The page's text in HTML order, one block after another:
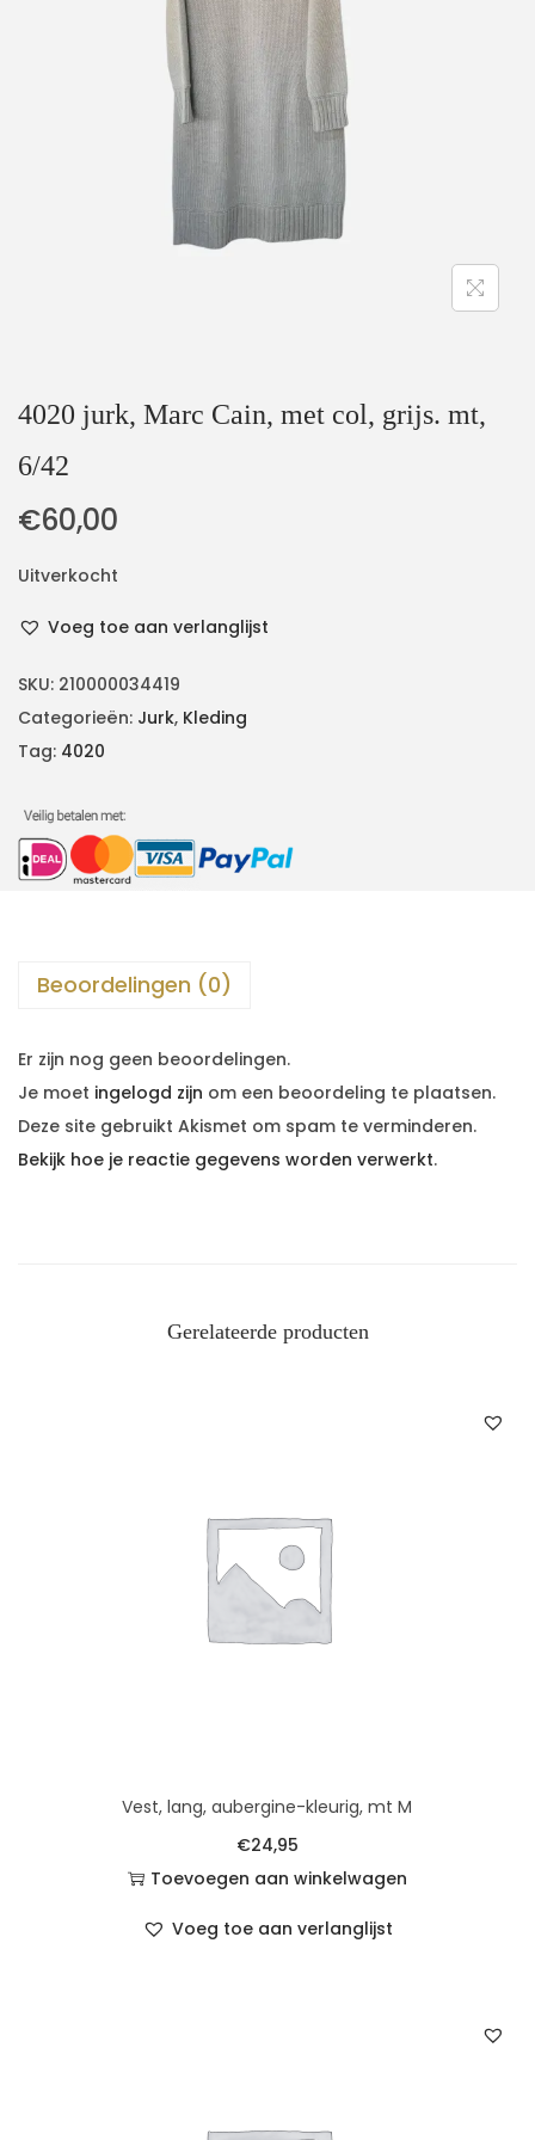
id
4020 jurk, Marc Cain, met col, grijs. mt,
6/42
€60,00
Uitverkocht
Voeg toe aan verlanglijst
SKU: 210000034419
Categorieën: Jurk, Kleding
Tag: 4020
Beoordelingen (0)
Er zijn nog geen beoordelingen.
Je moet ingelogd zijn om een beoordeling te plaatsen.
Deze site gebruikt Akismet om spam te verminderen.
Bekijk hoe je reactie gegevens worden verwerkt.
Gerelateerde producten
Vest, lang, aubergine-kleurig, mt M
€24,95
Toevoegen aan winkelwagen
Voeg toe aan verlanglijst